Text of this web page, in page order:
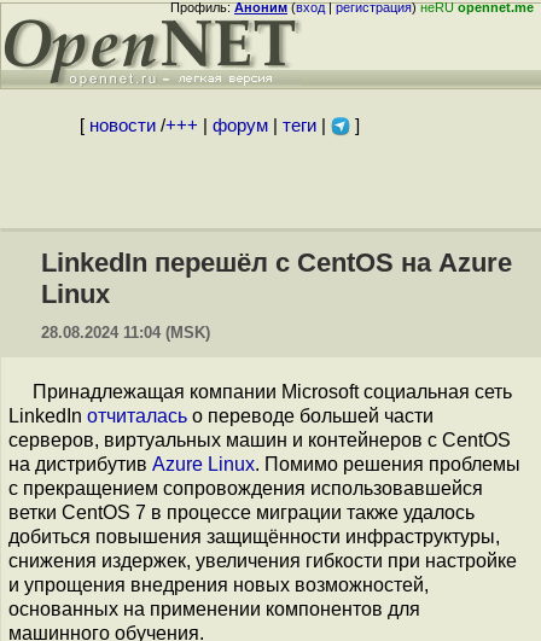
Профиль:Аноним(вход|регистрация)неRUopennet.me
[ новости/+++ форум| теги| ]
LinkedIn перешёл с CentOS на Azure
Linux
28.08.2024 11:04 (MSK)
Принадлежащая компании Microsoft социальная сеть
LinkedIn отчиталась о переводе большей части
серверов, виртуальных машин и контейнеров с CentOS
на дистрибутив Azure Linux. Помимо решения проблемы
с прекращением сопровождения использовавшейся
ветки CentOS 7 в процессе миграции также удалось
добиться повышения защищённости инфраструктуры,
снижения издержек, увеличения гибкости при настройке
и упрощения внедрения новых возможностей,
основанных на применении компонентов для
машинного обучения.